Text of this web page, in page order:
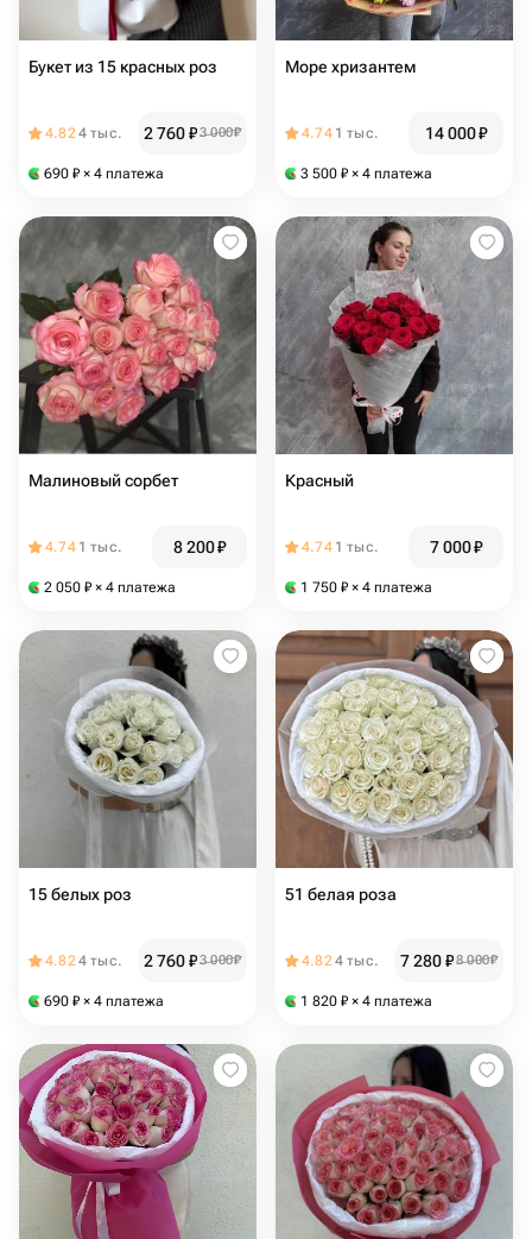
Букет из 15 красных роз
4.824 тыс. 2 760₽3 000₽
690 ₽ × 4 платежа
Море хризантем
4.74 1 тыс. 14 000₽
3 500 ₽ × 4 платежа
Малиновый сорбет
4.74 1 тыс. 8 200₽
2 050 ₽ × 4 платежа
Красный
4.74 1 тыс. 7 000₽
1 750 ₽ × 4 платежа
15 белых роз
4.824 тыс. 2 760₽3 000₽
690 ₽ × 4 платежа
51 белая роза
4.824 тыс. 7 280₽8 000₽
1 820 ₽ × 4 платежа